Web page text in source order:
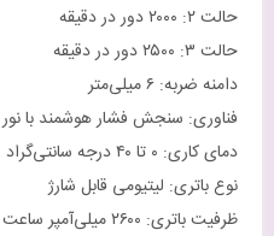
حالت ۲: ۲۰۰۰ دور در دقیقه
حالت ۳: ۲۵۰۰ دور در دقیقه
دامنه ضربه: ۶ میلی‌متر
فناوری: سنجش فشار هوشمند با نور ۳۶۰ درجه
دمای کاری: ۰ تا ۴۰ درجه سانتی‌گراد
نوع باتری: لیتیومی قابل شارژ
ظرفیت باتری: ۲۶۰۰ میلی‌آمپر ساعت